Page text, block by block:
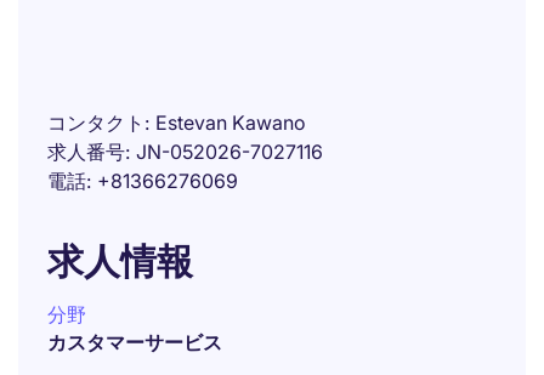
コンタクト
Estevan Kawano
求人番号 JN-052026-7027116
電話 +81366276069
求人情報
分野
カスタマーサービス